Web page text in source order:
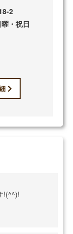
2
・祝日
!(^^)!